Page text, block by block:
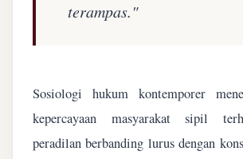
terampas."
Sosiologi hukum kontemporer
kepercayaan masyarakat sipil
peradilan berbanding lurus dengan